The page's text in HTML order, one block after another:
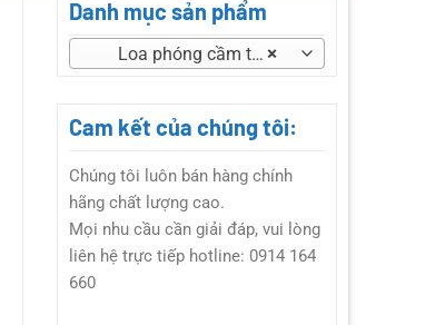
Danh mục sản phẩm
×
Loa phóng cầm tay (10)
Cam kết của chúng tôi:
Chúng tôi luôn bán hàng chính
hãng chất lượng cao.
Mọi nhu cầu cần giải đáp, vui lòng
liên hệ trực tiếp hotline: 0914 164
660